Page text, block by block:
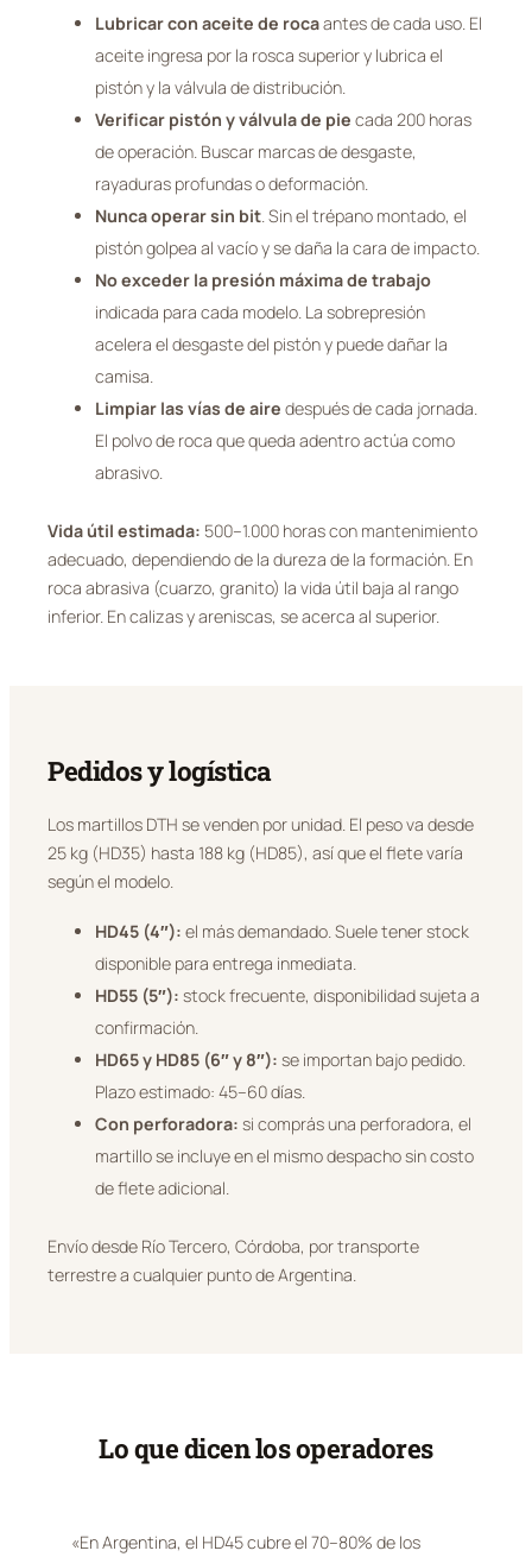
Lubricar con aceite de rocaantes de cada uso. El
aceite ingresa por la rosca superior y lubrica el
pistón y la válvula de distribución.
Verificar pistón y válvula de pie cada 200 horas
de operación. Buscar marcas de desgaste,
rayaduras profundas o deformación.
Nunca operar sin bit. Sin el trépano montado, el
pistón golpea al vacío y se daña la cara de impacto.
No exceder la presión máxima de trabajo
indicada para cada modelo. La sobrepresión
acelera el desgaste del pistón y puede dañar la
camisa.
Limpiar las vías de aire después de cada jornada.
El polvo de roca que queda adentro actúa como
abrasivo.
Vida útil estimada: 500–1.000 horas con mantenimiento
adecuado, dependiendo de la dureza de la formación. En
roca abrasiva (cuarzo, granito) la vida útil baja al rango
inferior. En calizas y areniscas, se acerca al superior.
Pedidos y logística
Los martillos DTH se venden por unidad. El peso va desde
25 kg (HD35) hasta 188 kg (HD85), así que el flete varía
según el modelo.
HD45 (4″): el más demandado. Suele tener stock
disponible para entrega inmediata.
HD55 (5″): stock frecuente, disponibilidad sujeta a
confirmación.
HD65 y HD85 (6″ y 8″): se importan bajo pedido.
Plazo estimado: 45–60 días.
Con perforadora: si comprás una perforadora, el
martillo se incluye en el mismo despacho sin costo
de flete adicional.
Envío desde Río Tercero, Córdoba, por transporte
terrestre a cualquier punto de Argentina.
Lo que dicen los operadores
«En Argentina, el HD45 cubre el 70–80% de los